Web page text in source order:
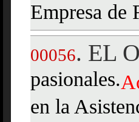
Empresa de
00056. EL
pasionales.
en la